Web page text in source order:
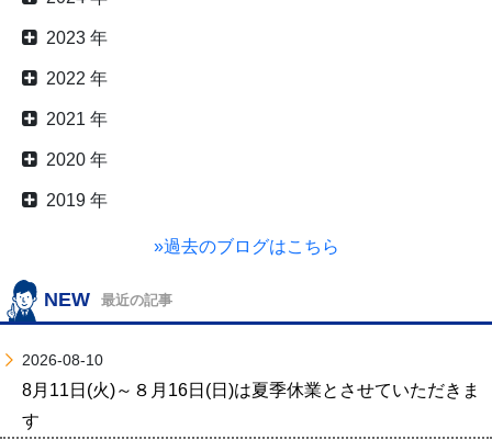
2023 年
2022 年
2021 年
2020 年
2019 年
»過去のブログはこちら
NEW 最近の記事
2026-08-10
8月11日(火)～８月16日(日)は夏季休業とさせていただきま
す